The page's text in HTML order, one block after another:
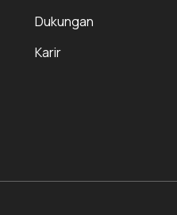
Dukungan
Karir